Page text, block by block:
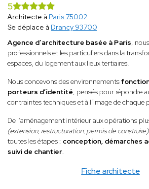
Fiche architecte
5
Architecte à Paris 75002
Se déplace à Drancy 93700
Agence d’architecture basée à Paris,
professionnels et les particuliers dans la
espaces, du logement aux lieux tertiaires.
Nous concevons des environnements
porteurs d’identité, pensés pour répondre
contraintes techniques et à l’image de chaque
De l’aménagement intérieur aux opérations
(extension, restructuration, permis de construire)
toutes les étapes : conception, démarches
suivi de chantier.